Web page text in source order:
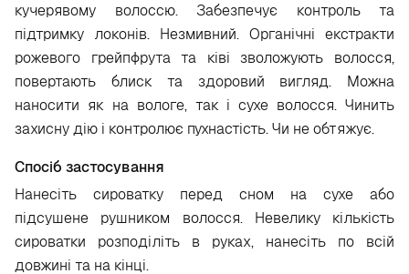
кучерявому волоссю. Забезпечує контроль та
підтримку локонів. Незмивний. Органічні екстракти
рожевого грейпфрута та ківі зволожують волосся,
повертають блиск та здоровий вигляд. Можна
наносити як на вологе, так і сухе волосся. Чинить
захисну дію і контролює пухнастість. Чи не обтяжує.
Спосіб застосування
Нанесіть сироватку перед сном на сухе або
підсушене рушником волосся. Невелику кількість
сироватки розподіліть в руках, нанесіть по всій
довжині та на кінці.